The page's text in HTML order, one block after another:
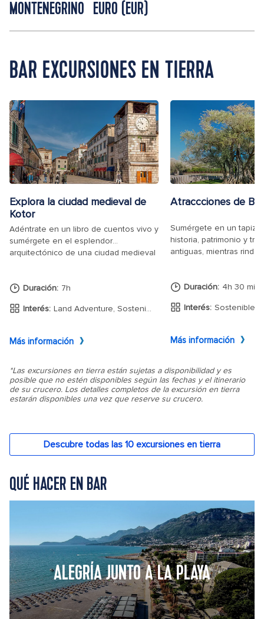
MONTENEGRINO EURO (EUR)
BAR EXCURSIONES EN TIERRA
QUÉ HACER EN BAR
ALEGRÍA JUNTO A LA PLAYA